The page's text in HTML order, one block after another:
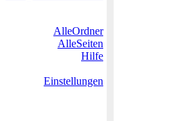
AlleOrdner
AlleSeiten
Hilfe
Einstellungen